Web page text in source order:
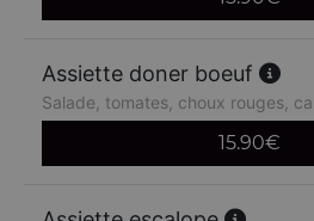
Assiette doner boeuf
Salade, tomates, choux rouges,
15.90€